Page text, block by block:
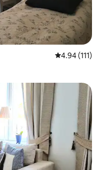
평점 4.94점(5
4.94 (111)